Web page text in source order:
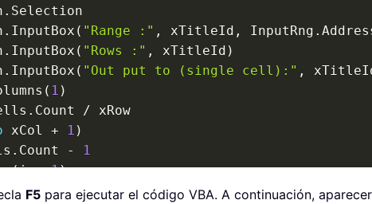
. Selection
. InputBox ( "Range :" , xTitleId , InputRng .
. InputBox ( "Rows :" , xTitleId )
. InputBox ( "Out put to (single cell):" ,
( 1 )
. Count / xRow
xCol + 1 )
. Count -
1
(i + 1)
F5 para ejecutar el código VBA. A continuación,